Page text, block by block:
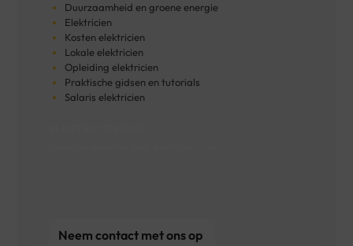
Duurzaamheid en groene energie
Elektricien
Kosten elektricien
Lokale elektricien
Opleiding elektricien
Praktische gidsen en tutorials
Salaris elektricien
Neem contact met ons op